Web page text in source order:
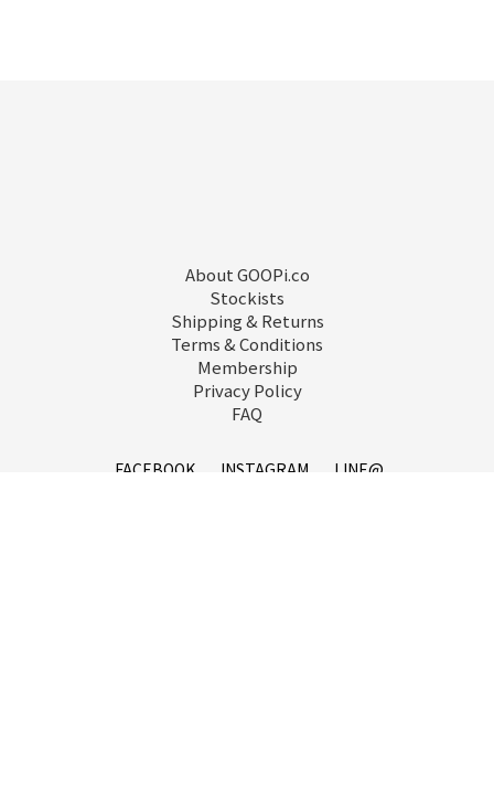
About GOOPi.co
Stockists
Shipping & Returns
Terms & Conditions
Membership
Privacy Policy
FAQ
FACEBOOK INSTAGRAM
LINE@